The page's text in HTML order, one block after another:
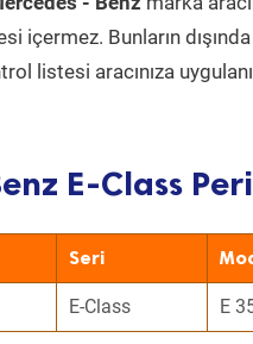
içermez. Bunların
listesi aracınıza
E-Class
Seri
E-Class E